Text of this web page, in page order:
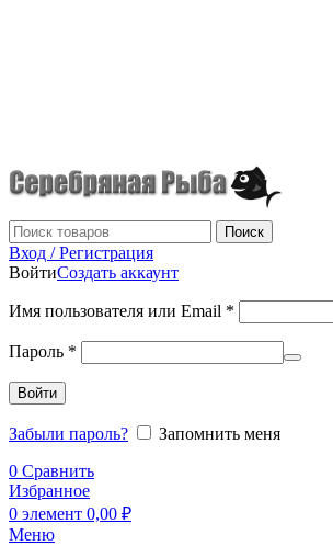
Поиск
Вход / Регистрация
ВойтиСоздать аккаунт
Имя пользователя или Email *
Пароль *
Войти
Забыли пароль?
Запомнить меня
0 Сравнить
Избранное
0 элемент 0,00 ₽
Меню